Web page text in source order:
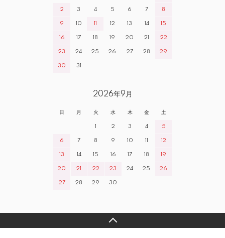
2 3 4 5 6 7 8
9 10 11 12 13 14 15
16 17 18 19 20 21 22
23 24 25 26 27 28 29
30 31
2026年9月
日 月 火 水 木 金 土
1 2 3 4 5
6 7 8 9 10 11 12
13 14 15 16 17 18 19
20 21 22 23 24 25 26
27 28 29 30